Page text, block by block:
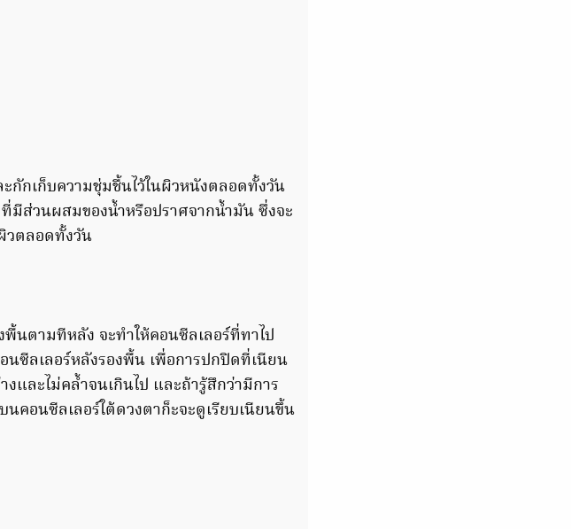
กักเก็บความชุ่มชื้นไว้ในผิวหนังตลอดทั้งวัน
มีส่วนผสมของน้ำหรือปราศจากน้ำมัน ซึ่งจะ
วตลอดทั้งวัน
นตามทีหลัง จะทำให้คอนซีลเลอร์ที่ทาไป
ซีลเลอร์หลังรองพื้น เพื่อการปกปิดที่เนียน
และไม่คล้ำจนเกินไป และถ้ารู้สึกว่ามีการ
คอนซีลเลอร์ใต้ดวงตาก็ะจะดูเรียบเนียนขึ้น